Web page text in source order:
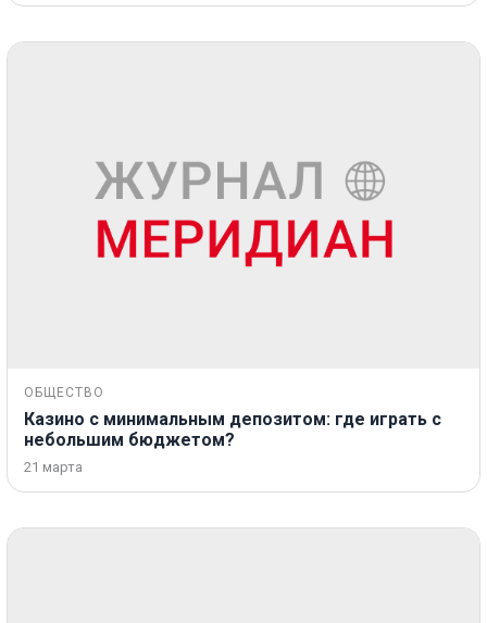
ОБЩЕСТВО
Казино с минимальным депозитом: где играть с
небольшим бюджетом?
21 марта